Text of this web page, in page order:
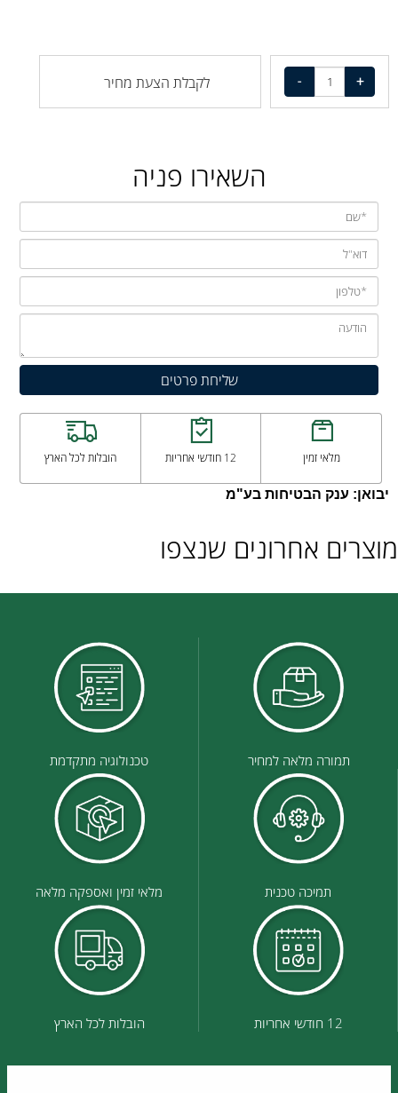
לקבלת הצעת מחיר
השאירו פניה
מלאי זמין 12 חודשי אחריות הובלות לכל הארץ
יבואן: ענק הבטיחות בע"מ
מוצרים אחרונים שנצפו
תמורה מלאה למחיר טכנולוגיה מתקדמת
תמיכה טכנית מלאי זמין ואספקה מלאה
12 חודשי אחריות הובלות לכל הארץ